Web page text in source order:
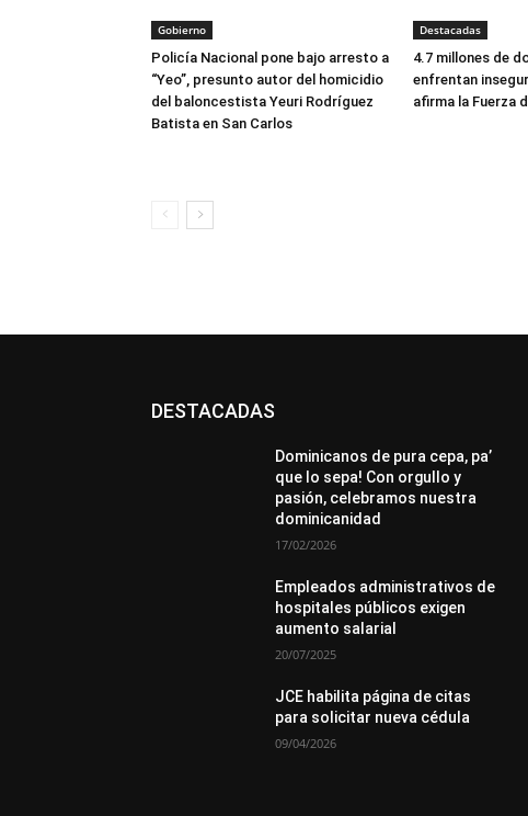
Gobierno
Policía Nacional pone bajo arresto a
“Yeo”, presunto autor del homicidio
del baloncestista Yeuri Rodríguez
Batista en San Carlos
Destacadas
4.7 millones de
enfrentan
afirma la Fuerza
DESTACADAS
All Destacado
Dominicanos de pura cepa, pa’
que lo sepa! Con orgullo y
pasión, celebramos nuestra
dominicanidad
17/02/2026
Empleados administrativos de
hospitales públicos exigen
aumento salarial
20/07/2025
JCE habilita página de citas
para solicitar nueva cédula
09/04/2026